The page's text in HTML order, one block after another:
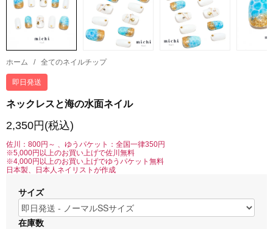
ホーム / 全てのネイルチップ
即日発送
ネックレスと海の水面ネイル
2,350円(税込)
佐川：800円～ 、ゆうパケット：全国一律350円
※5,000円以上のお買い上げで佐川無料
※4,000円以上のお買い上げでゆうパケット無料
日本製、日本人ネイリストが作成
サイズ
在庫数